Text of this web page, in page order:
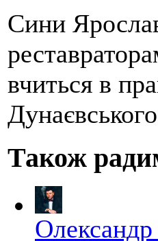
Сини
вчиться в
Також